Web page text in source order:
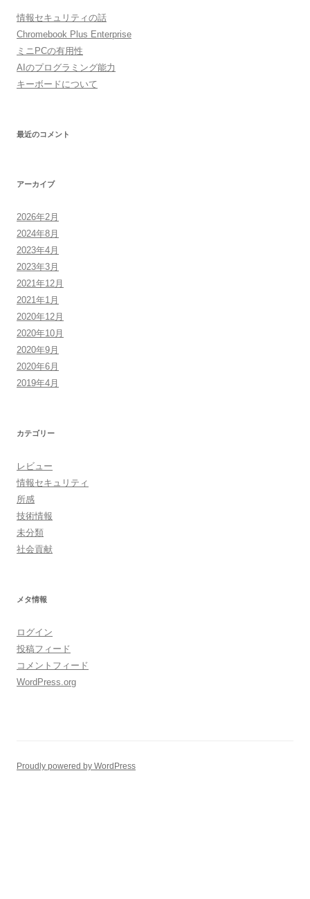
シ
ョ
ン
情報セキュリティの話
Chromebook Plus Enterprise
ミニPCの有用性
AIのプログラミング能力
キーボードについて
最近のコメント
アーカイブ
2026年2月
2024年8月
2023年4月
2023年3月
2021年12月
2021年1月
2020年12月
2020年10月
2020年9月
2020年6月
2019年4月
カテゴリー
レビュー
情報セキュリティ
所感
技術情報
未分類
社会貢献
メタ情報
ログイン
投稿フィード
コメントフィード
WordPress.org
Proudly powered by WordPress